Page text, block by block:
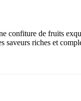
confiture de fruits
saveurs riches et